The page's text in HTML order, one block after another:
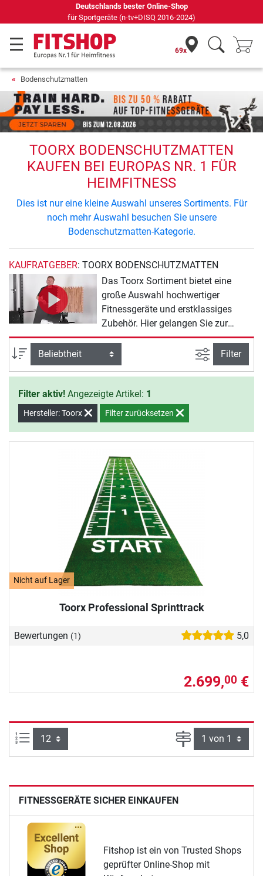
Deutschlands bester Online-Shop
für Sportgeräte (n-tv+DISQ 2016-2024)
69x
Bodenschutzmatten
TOORX BODENSCHUTZMATTEN
KAUFEN BEI EUROPAS NR. 1 FÜR
HEIMFITNESS
Dies ist nur eine kleine Auswahl unseres Sortiments. Für
noch mehr Auswahl besuchen Sie unsere
Bodenschutzmatten-Kategorie.
KAUFRATGEBER: TOORX BODENSCHUTZMATTEN
Das Toorx Sortiment bietet eine
große Auswahl hochwertiger
Fitnessgeräte und erstklassiges
Zubehör. Hier gelangen Sie zur
Übersicht über das gesamte Toorx
Bodenschutzmatten Sortiment:
Sortierung Ansicht
Filter
Filter aktiv! Angezeigte Artikel: 1
Hersteller: Toorx Filter zurücksetzen
Nicht auf Lager
Toorx Professional Sprinttrack
Bewertungen (1) 5,0
2.699,00 €
Artikel pro Seite: Seite
FITNESSGERÄTE SICHER EINKAUFEN
Fitshop ist ein von Trusted Shops
geprüfter Online-Shop mit